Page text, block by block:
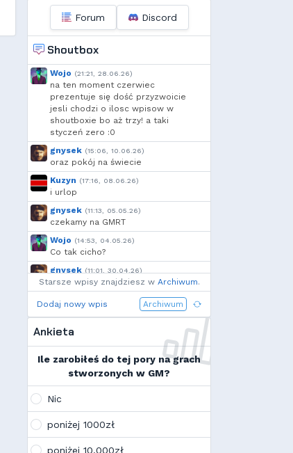
RogerDodg3r
Uzjel ,
,
Pako, Dyno, 🆅🅸🆃🅾74🅼,
Ulti, bagno
Voytec
moeglich , Add92, Shockah
Forum Discord
Shoutbox
Wojo (21:21, 28.06.26)
na ten moment czerwiec
prezentuje się dość przyzwoicie
jesli chodzi o ilosc wpisow w
shoutboxie bo aż trzy! a taki
styczeń zero :0
gnysek (15:06, 10.06.26)
oraz pokój na świecie
Kuzyn (17:16, 08.06.26)
i urlop
gnysek (11:13, 05.05.26)
czekamy na GMRT
Wojo (14:53, 04.05.26)
Co tak cicho?
gnysek (11:01, 30.04.26)
Grill panie, grill.
Wojo
(14:18, 29.04.26)
Jak planujecie spędzić najbliższą
Ja zainstalowałem sobie Linux mint
na swoim laptopie
Wojo
Tak, po zmianach gmclan przeżywa
wskazują, że ten rok będzie rokiem
Linuxa, rokiem odejścia od
Starsze wpisy znajdziesz w Archiwum.
Dodaj nowy wpis Archiwum
Ankieta
Ile zarobiłeś do tej pory na grach
stworzonych w GM?
Nic
poniżej 1000zł
poniżej 10.000zł